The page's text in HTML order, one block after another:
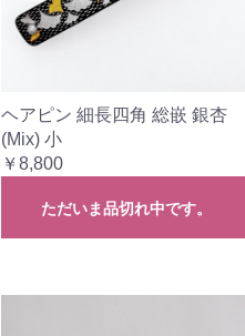
ヘアピン 細長四角 総嵌 銀杏
(Mix) 小
￥8,800
ただいま品切れ中です。